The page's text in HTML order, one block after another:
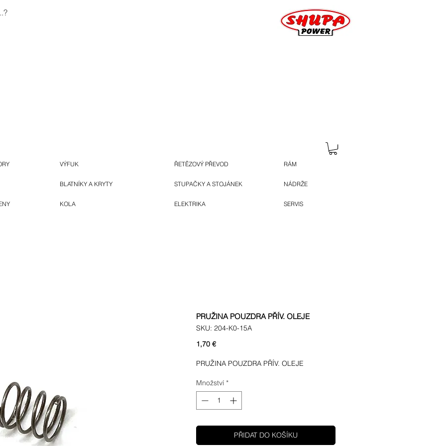
VÝFUK
BLATNÍKY A KRYTY
KOLA
ŘETĚZOVÝ PŘEVOD
STUPAČKY A STOJÁNEK
ELEKTRIKA
RÁM
NÁDRŽE
SERVIS
PRUŽINA POUZDRA PŘÍV. OLEJE
SKU: 204-K0-15A
1,70 €Cena
PRUŽINA POUZDRA PŘÍV. OLEJE
Množství *
PŘIDAT DO KOŠÍKU